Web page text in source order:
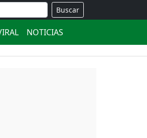
Buscar
NOTICIAS